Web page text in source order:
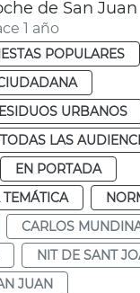
de San Juan
1 año
POPULARES
URBANOS
TODAS LAS
EN PORTADA
CARLOS
NIT DE SANT
JUAN